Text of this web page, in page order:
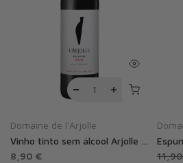
Domaine de l'Arjolle
8,90 €